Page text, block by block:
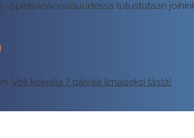
opintokokonaisuudessa tutustutaan
Voit kokeilla 7 päivää ilmaiseksi tästä!